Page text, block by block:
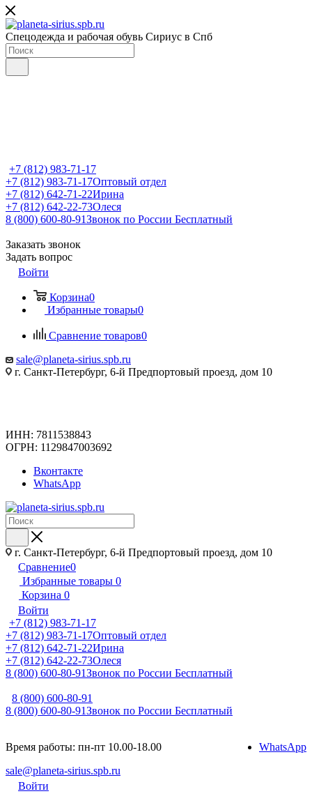
Спецодежда и рабочая обувь Сириус в Спб
+7 (812) 983-71-17
+7 (812) 983-71-17Оптовый отдел
+7 (812) 642-71-22Ирина
+7 (812) 642-22-73Олеся
8 (800) 600-80-91Звонок по России Бесплатный
Заказать звонок
Задать вопрос
Войти
Корзина0
Избранные товары0
Сравнение товаров0
sale@planeta-sirius.spb.ru
г. Санкт-Петербург, 6-й Предпортовый проезд, дом 10
ИНН: 7811538843
ОГРН: 1129847003692
Вконтакте
WhatsApp
г. Санкт-Петербург, 6-й Предпортовый проезд, дом 10
Сравнение0
Избранные товары 0
Корзина 0
Войти
+7 (812) 983-71-17
+7 (812) 983-71-17Оптовый отдел
+7 (812) 642-71-22Ирина
+7 (812) 642-22-73Олеся
8 (800) 600-80-91Звонок по России Бесплатный
8 (800) 600-80-91
8 (800) 600-80-91Звонок по России Бесплатный
Время работы: пн-пт 10.00-18.00
sale@planeta-sirius.spb.ru
WhatsApp
Войти